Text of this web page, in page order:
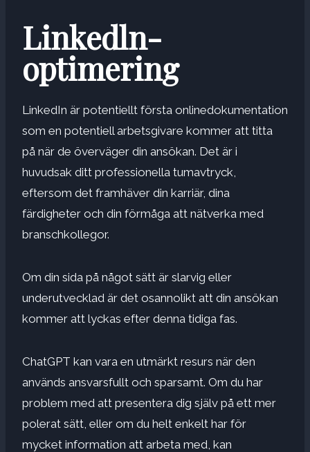
Linkedln-
optimering
LinkedIn är potentiellt första onlinedokumentation
som en potentiell arbetsgivare kommer att titta
på när de överväger din ansökan. Det är i
huvudsak ditt professionella tumavtryck,
eftersom det framhäver din karriär, dina
färdigheter och din förmåga att nätverka med
branschkollegor.
Om din sida på något sätt är slarvig eller
underutvecklad är det osannolikt att din ansökan
kommer att lyckas efter denna tidiga fas.
ChatGPT kan vara en utmärkt resurs när den
används ansvarsfullt och sparsamt. Om du har
problem med att presentera dig själv på ett mer
polerat sätt, eller om du helt enkelt har för
mycket information att arbeta med, kan